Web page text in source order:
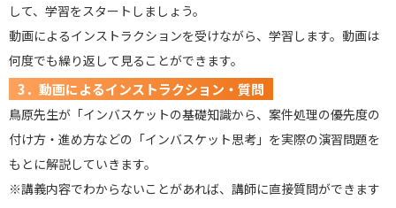
して、学習をスタートしましょう。
動画によるインストラクションを受けながら、学習します。動画は
何度でも繰り返して見ることができます。
3．動画によるインストラクション・質問
鳥原先生が「インバスケットの基礎知識から、案件処理の優先度の
付け方・進め方などの「インバスケット思考」を実際の演習問題を
もとに解説していきます。
※講義内容でわからないことがあれば、講師に直接質問ができます